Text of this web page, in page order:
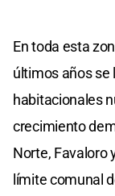
En toda esta
últimos años se
habitacionales
crecimiento
Norte, Favaloro
límite comunal